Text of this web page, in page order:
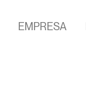
EMPRESA